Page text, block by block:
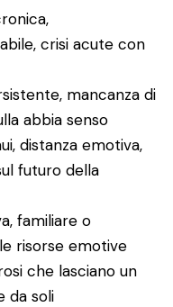
crisi acute con
mancanza di
abbia senso
distanza emotiva,
futuro della
familiare o
risorse emotive
che lasciano un
da soli